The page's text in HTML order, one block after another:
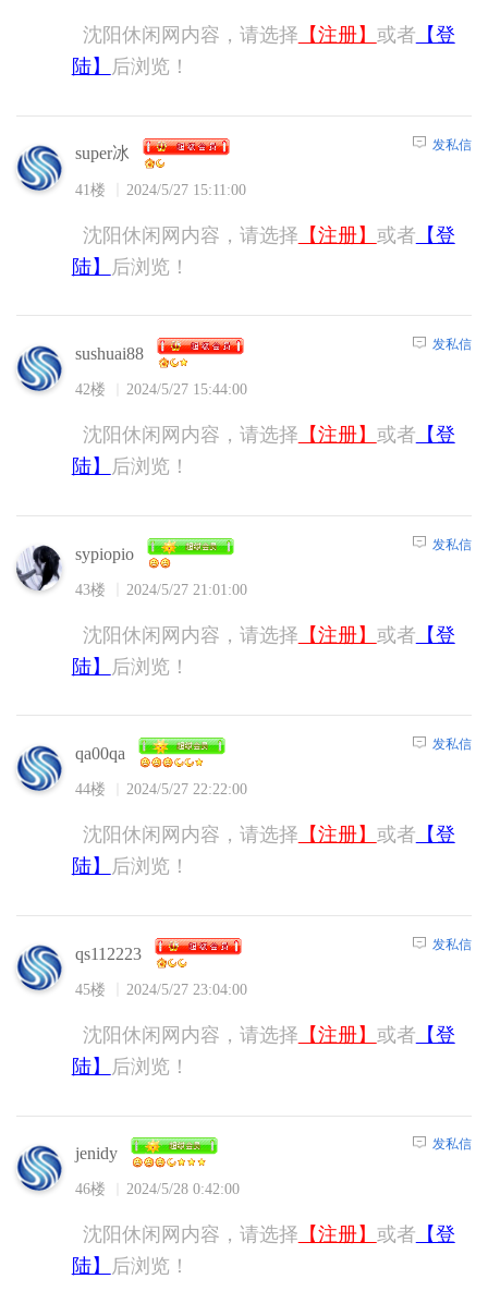
沈阳休闲网内容，请选择 【注册】 或者 【登
陆】
后浏览！
super冰
41楼 2024/5/27 15:11:00
发私信
沈阳休闲网内容，请选择 【注册】 或者 【登
陆】
后浏览！
sushuai88
42楼 2024/5/27 15:44:00
发私信
沈阳休闲网内容，请选择 【注册】 或者 【登
陆】
后浏览！
sypiopio
43楼 2024/5/27 21:01:00
发私信
沈阳休闲网内容，请选择 【注册】 或者 【登
陆】
后浏览！
qa00qa
44楼 2024/5/27 22:22:00
发私信
沈阳休闲网内容，请选择 【注册】 或者 【登
陆】
后浏览！
qs112223
45楼 2024/5/27 23:04:00
发私信
沈阳休闲网内容，请选择 【注册】 或者 【登
陆】
后浏览！
jenidy
46楼 2024/5/28 0:42:00
发私信
沈阳休闲网内容，请选择 【注册】 或者 【登
陆】
后浏览！